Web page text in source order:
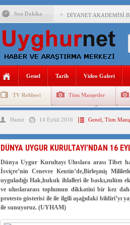
Son Dakika DİYANET AKADEMİSİ
150 YILDIR
ÇİN’İN UYGUR
MHP’DEN URUMÇİ
ÇİN’İN ANKARA
SAADET PARTİSİ İLÇE
İŞGALCİ ÇİN,DOĞU
AZİZANA KAŞGAR :
Genel Tarih Video Galeri
TV Rehberi Tüm Manşetler
Uygurlarda Düğün ve Cenaze
Hamit 14 Eylül 2016 Genel Tüm
DÜNYA UYGUR KURULTAYI’NDAN 16
Dünya Uygur Kurultayı Uluslara arası Tibet
İsviçre’nin Cenevre Kentin’de,Birleşmiş
uyguladığı Hak,hukuk ihlalleri ile baskı,zulüm
ve uluslararası toplumun dikkatini bir kez daha
protesto gösterisi ile ile ilgili aşağıdaki bildiri’yı
ile sunuyoruz. (UYHAM)